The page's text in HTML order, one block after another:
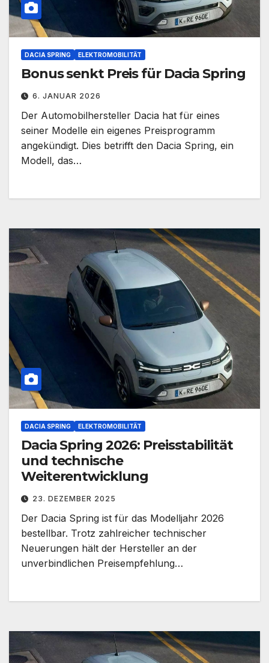
DACIA SPRING ELEKTROMOBILITÄT
Bonus senkt Preis für Dacia Spring
6. JANUAR 2026
Der Automobilhersteller Dacia hat für eines
seiner Modelle ein eigenes Preisprogramm
angekündigt. Dies betrifft den Dacia Spring, ein
Modell, das…
DACIA SPRING ELEKTROMOBILITÄT
Dacia Spring 2026: Preisstabilität
und technische
Weiterentwicklung
23. DEZEMBER 2025
Der Dacia Spring ist für das Modelljahr 2026
bestellbar. Trotz zahlreicher technischer
Neuerungen hält der Hersteller an der
unverbindlichen Preisempfehlung…